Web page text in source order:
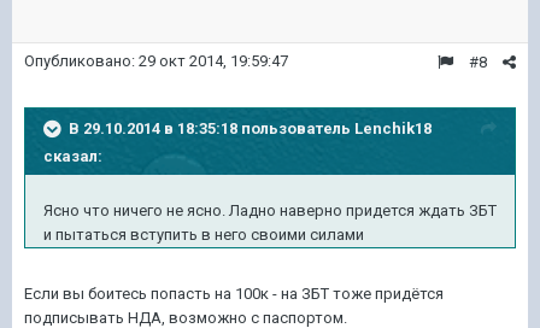
#8
Опубликовано: 29 окт 2014, 19:59:47
В 29.10.2014 в 18:35:18 пользователь Lenchik18
сказал:
Ясно что ничего не ясно. Ладно наверно придется ждать ЗБТ
и пытаться вступить в него своими силами
Если вы боитесь попасть на 100к - на ЗБТ тоже придётся
подписывать НДА, возможно с паспортом.